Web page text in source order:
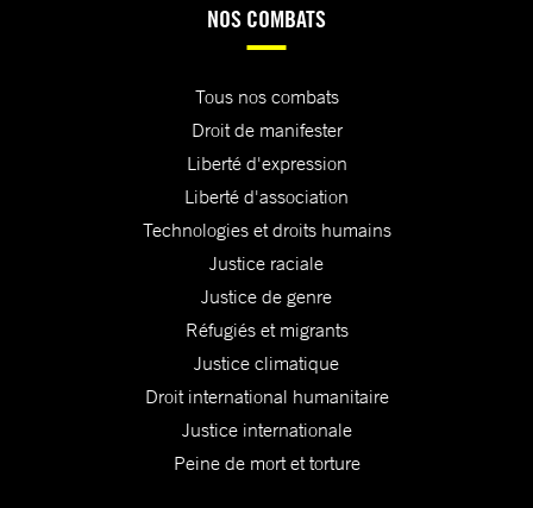
NOS COMBATS
Tous nos combats
Droit de manifester
Liberté d'expression
Liberté d'association
Technologies et droits humains
Justice raciale
Justice de genre
Réfugiés et migrants
Justice climatique
Droit international humanitaire
Justice internationale
Peine de mort et torture